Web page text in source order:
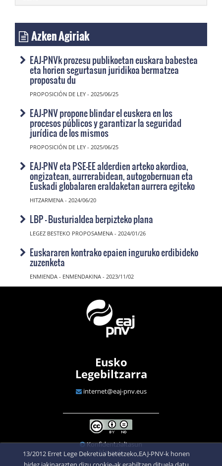
Azken Agiriak
EAJ-PNVk prozesu publikoetan euskara babestea
eta horien segurtasun juridikoa bermatzea
proposatu du
PROPOSICIÓN DE LEY - 2025/06/25
EAJ-PNV propone blindar el euskera en los
procesos públicos y garantizar la seguridad
jurídica de los mismos
PROPOSICIÓN DE LEY - 2025/06/25
EAJ-PNV eta PSE-EE alderdien arteko akordioa,
ongizatean, aurrerabidean, autogobernuan eta
Euskadi globalaren eraldaketan aurrera egiteko
HITZARMENA - 2024/06/20
LBP - Busturialdea berpizteko plana
LEGEZ BESTEKO PROPOSAMENA - 2024/01/26
Euskararen kontrako epaien inguruko erdibideko
zuzenketa
ENMIENDA - ENMENDAKINA - 2023/11/02
Eusko
Legebiltzarra
internet@eaj-pnv.eus
Konfidentzialtasun
klausula
13/2012 Erret Lege Dekretua betetzeko,EAJ-PNV-k honen